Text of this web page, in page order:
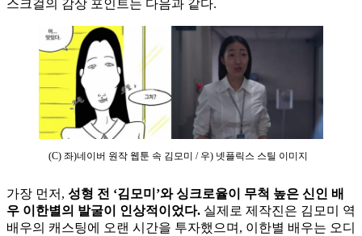
스크걸의 감상 포인트는 다음과 같다.
(C) 좌)네이버 원작 웹툰 속 김모미 / 우) 넷플릭스 스틸 이미지
가장 먼저, 성형 전 ‘김모미’와 싱크로율이 무척 높은 신인 배
우 이한별의 발굴이 인상적이었다. 실제로 제작진은 김모미 역
배우의 캐스팅에 오랜 시간을 투자했으며, 이한별 배우는 오디